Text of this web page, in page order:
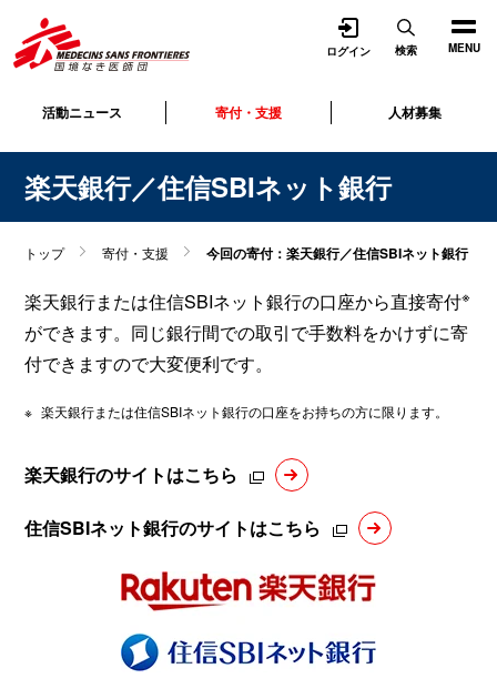
MENU
活動ニュース 寄付・支援 人材募集
ログイン 検索
トップ 寄付・支援 今回の寄付：楽天銀行／住信SBIネット銀行
楽天銀行／住信SBIネット銀行
楽天銀行または住信SBIネット銀行の口座から直接寄付※
ができます。同じ銀行間での取引で手数料をかけずに寄
付できますので大変便利です。
※ 楽天銀行または住信SBIネット銀行の口座をお持ちの方に限ります。
楽天銀行のサイトはこちら
住信SBIネット銀行のサイトはこちら